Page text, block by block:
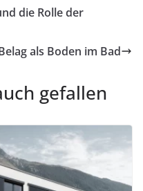
die Rolle der
als Boden im Bad
gefallen